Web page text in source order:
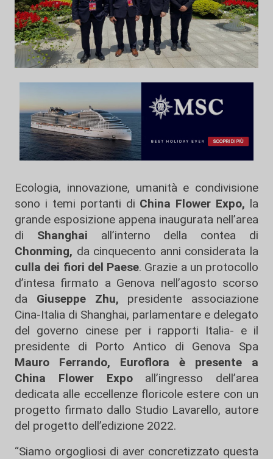
Ecologia, innovazione, umanità e condivisione
sono i temi portanti di China Flower Expo, la
grande esposizione appena inaugurata nell’area
di Shanghai all’interno della contea di
Chonming, da cinquecento anni considerata la
culla dei fiori del Paese. Grazie a un protocollo
d’intesa firmato a Genova nell’agosto scorso
da Giuseppe Zhu, presidente associazione
Cina-Italia di Shanghai, parlamentare e delegato
del governo cinese per i rapporti Italia- e il
presidente di Porto Antico di Genova Spa
Mauro Ferrando,
Euroflora è presente a
China Flower Expoall’ingresso dell’area
dedicata alle eccellenze floricole estere con un
progetto firmato dallo Studio Lavarello, autore
del progetto dell’edizione 2022.
“Siamo orgogliosi di aver concretizzato questa